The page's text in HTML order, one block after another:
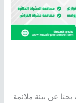
عن بيئة ملائمة